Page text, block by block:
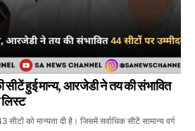
सीटें हुई मान्य, आरजेडी ने तय की संभावित
लिस्ट
सीटों को मान्यता दी है। जिसमें सर्वाधिक सीटें सामान्य वर्ग